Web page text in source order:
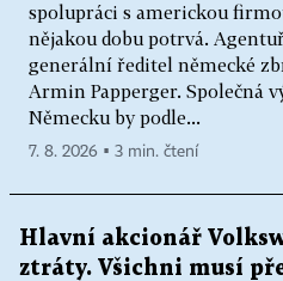
spolupráci s americkou
nějakou dobu potrvá.
generální ředitel německé
Armin Papperger. Společná
Německu by podle...
7. 8. 2026 ▪ 3 min. čtení
Hlavní akcionář
ztráty. Všichni musí